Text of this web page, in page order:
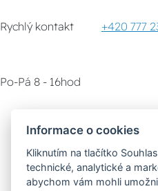
Rychlý kontakt +420 777
Po-Pá 8 - 16hod
Poradna
Informace o cookies
Kliknutím na tlačítko
technické, analytické a
abychom vám mohli